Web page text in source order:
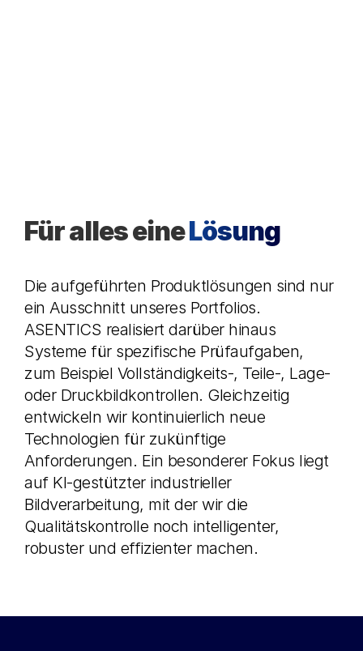
Für alles eineLösung
Die aufgeführten Produktlösungen sind nur
ein Ausschnitt unseres Portfolios.
ASENTICS realisiert darüber hinaus
Systeme für spezifische Prüfaufgaben,
zum Beispiel Vollständigkeits-, Teile-, Lage-
oder Druckbildkontrollen. Gleichzeitig
entwickeln wir kontinuierlich neue
Technologien für zukünftige
Anforderungen. Ein besonderer Fokus liegt
auf KI-gestützter industrieller
Bildverarbeitung, mit der wir die
Qualitätskontrolle noch intelligenter,
robuster und effizienter machen.